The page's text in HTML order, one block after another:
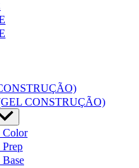
CONSTRUÇÃO)
Color